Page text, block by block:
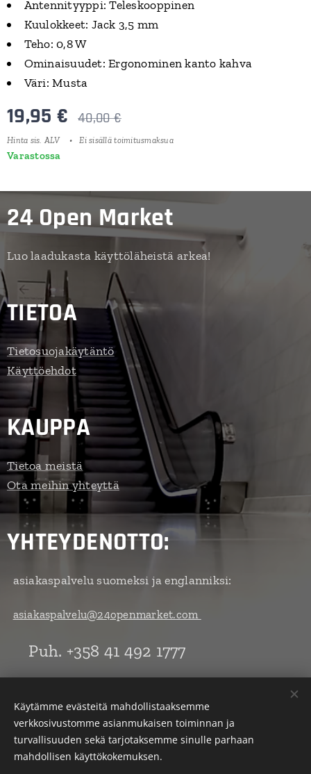
Antennityyppi: Teleskooppinen
Kuulokkeet: Jack 3,5 mm
Teho: 0,8 W
Ominaisuudet: Ergonominen kanto kahva
Väri: Musta
19,95 € 40,00€
Hinta sis. ALV Ei sisällä toimitusmaksua
Varastossa
24 Open Market
Luo laadukasta käyttöläheistä arkea!
TIETOA
Tietosuojakäytäntö
Käyttöehdot
KAUPPA
Tietoa meistä
Ota meihin yhteyttä
YHTEYDENOTTO:
asiakaspalvelu suomeksi ja englanniksi:
asiakaspalvelu@24openmarket.com
Puh. +358 41 492 1777
All Rights Reserved by 24openmarket/Sagi Productions Y-tunnus:
2138812-0
Evästeet
Käytämme evästeitä mahdollistaaksemme
verkkosivustomme asianmukaisen toiminnan ja
turvallisuuden sekä tarjotaksemme sinulle parhaan
mahdollisen käyttökokemuksen.